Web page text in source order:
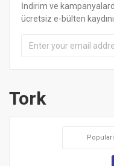
İndirim ve
ücretsiz e-bülten
Tork